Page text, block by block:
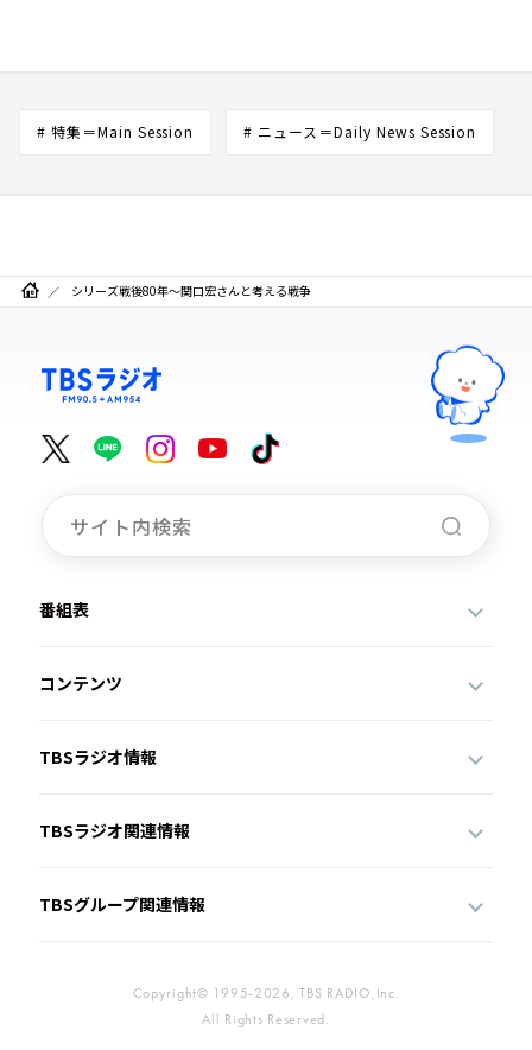
# 特集＝Main Session # ニュース＝Daily News Session
シリーズ戦後80年～関口宏さんと考える戦争
番組表
コンテンツ
TBSラジオ情報
TBSラジオ関連情報
TBSグループ関連情報
Copyright© 1995-2026, TBS RADIO,Inc.
All Rights Reserved.